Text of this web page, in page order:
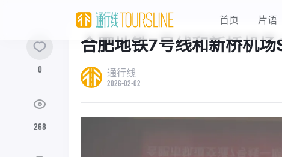
首页 片语
0
268
合肥地铁7号线和新桥机场
通行线
2026-02-02